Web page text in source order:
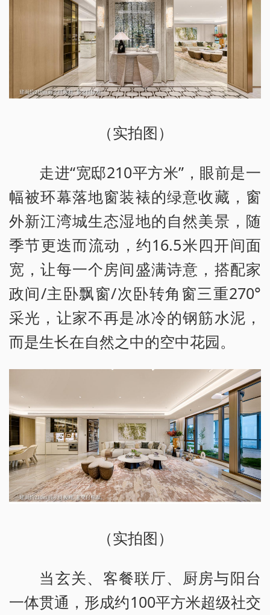
（实拍图）
走进“宽邸210平方米”，眼前是一
幅被环幕落地窗装裱的绿意收藏，窗
外新江湾城生态湿地的自然美景，随
季节更迭而流动，约16.5米四开间面
宽，让每一个房间盛满诗意，搭配家
政间/主卧飘窗/次卧转角窗三重270°
采光，让家不再是冰冷的钢筋水泥，
而是生长在自然之中的空中花园。
（实拍图）
当玄关、客餐联厅、厨房与阳台
一体贯通，形成约100平方米超级社交